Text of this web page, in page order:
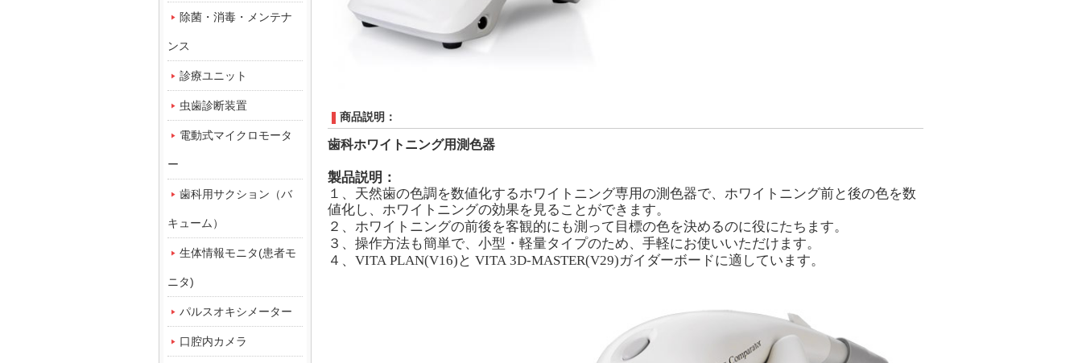
商品説明：
歯科ホワイトニング用測色器
製品説明：
１、 天然歯の色調を数値化するホワイトニング専用の測色器で、ホワイトニング前と後の色を数
値化し、ホワイトニングの効果を見ることができます。
２、 ホワイトニングの前後を客観的にも測って目標の色を決めるのに役にたちます。
３、 操作方法も簡単で、小型・軽量タイプのため、手軽にお使いいただけます。
４、 VITA PLAN(V16)と VITA 3D-MASTER(V29)ガイダーボードに適しています。
除菌・消毒・メンテナ
ンス
診療ユニット
虫歯診断装置
電動式マイクロモータ
ー
歯科用サクション（バ
キューム）
生体情報モニタ(患者モ
ニタ)
パルスオキシメーター
口腔内カメラ